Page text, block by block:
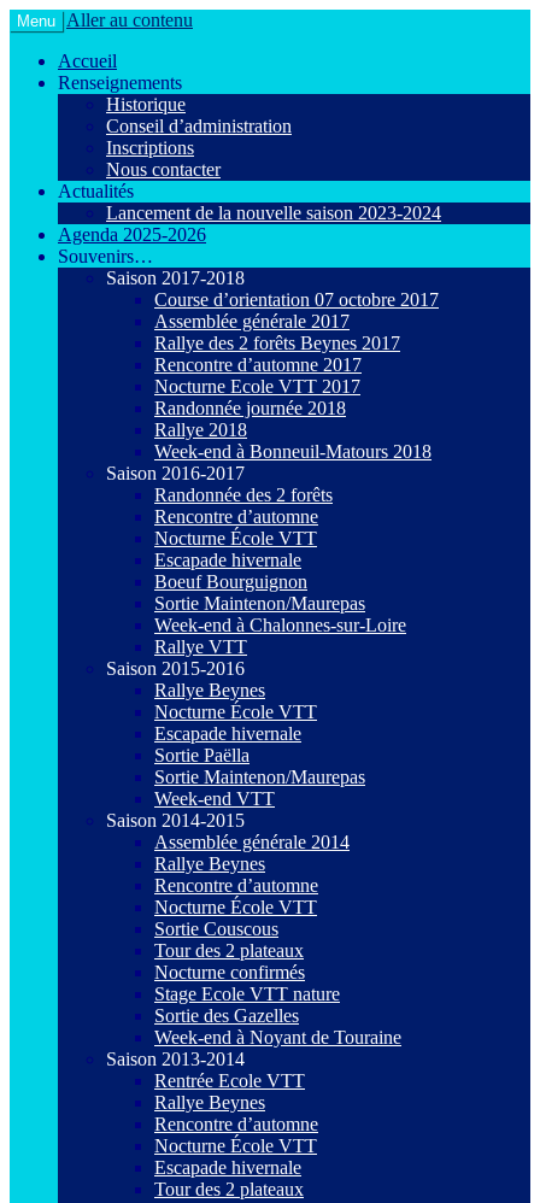
Agiot VTT Maurepas
Le VTT loisir en toute convivialité !
Menu
Aller au contenu
Accueil
Renseignements
Historique
Conseil d’administration
Inscriptions
Nous contacter
Actualités
Lancement de la nouvelle saison 2023-2024
Agenda 2025-2026
Souvenirs…
Saison 2017-2018
Course d’orientation 07 octobre 2017
Assemblée générale 2017
Rallye des 2 forêts Beynes 2017
Rencontre d’automne 2017
Nocturne Ecole VTT 2017
Randonnée journée 2018
Rallye 2018
Week-end à Bonneuil-Matours 2018
Saison 2016-2017
Randonnée des 2 forêts
Rencontre d’automne
Nocturne École VTT
Escapade hivernale
Boeuf Bourguignon
Sortie Maintenon/Maurepas
Week-end à Chalonnes-sur-Loire
Rallye VTT
Saison 2015-2016
Rallye Beynes
Nocturne École VTT
Escapade hivernale
Sortie Paëlla
Sortie Maintenon/Maurepas
Week-end VTT
Saison 2014-2015
Assemblée générale 2014
Rallye Beynes
Rencontre d’automne
Nocturne École VTT
Sortie Couscous
Tour des 2 plateaux
Nocturne confirmés
Stage Ecole VTT nature
Sortie des Gazelles
Week-end à Noyant de Touraine
Saison 2013-2014
Rentrée Ecole VTT
Rallye Beynes
Rencontre d’automne
Nocturne École VTT
Escapade hivernale
Tour des 2 plateaux